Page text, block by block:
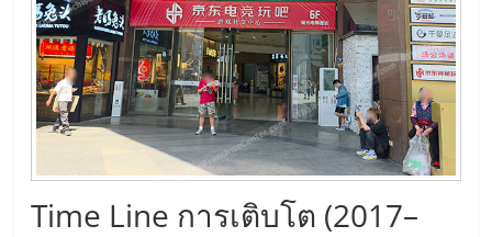
ขา
แฟ
รน
ไชส์,
Time Line การเติบโต (2017–